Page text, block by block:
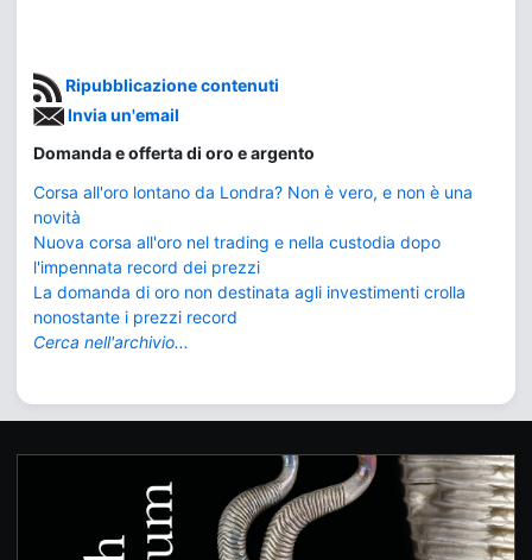
Ripubblicazione contenuti
Invia un'email
Domanda e offerta di oro e argento
Corsa all'oro lontano da Londra? Non è vero, e non è una
novità
Nuova corsa all'oro nel trading e nella custodia dopo
l'impennata record dei prezzi
La domanda di oro non destinata agli investimenti crolla
nonostante i prezzi record
Cerca nell'archivio...